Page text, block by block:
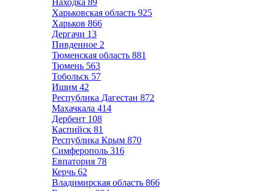
Находка 89
Харьковская область 925
Харьков 866
Дергачи 13
Пивденное 2
Тюменская область 881
Тюмень 563
Тобольск 57
Ишим 42
Республика Дагестан 872
Махачкала 414
Дербент 108
Каспийск 81
Республика Крым 870
Симферополь 316
Евпатория 78
Керчь 62
Владимирская область 866